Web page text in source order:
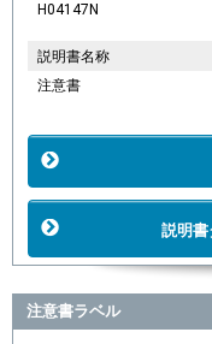
H04147N
説明書名称
注意書
説明書
注意書ラベル